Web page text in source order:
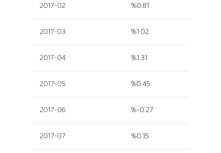
2017-02 %0.81
2017-03 %1.02
2017-04 %1.31
2017-05 %0.45
2017-06 %-0.27
2017-07 %0.15